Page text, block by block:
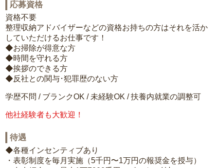
応募資格
資格不要
整理収納アドバイザーなどの資格お持ちの方はそれを活か
していただけるお仕事です！
◆お掃除が得意な方
◆時間を守れる方
◆挨拶のできる方
◆反社との関与･犯罪歴のない方
学歴不問 / ブランクOK / 未経験OK / 扶養内就業の調整可
他社経験者も大歓迎！
待遇
◆各種インセンティブあり
・表彰制度を毎月実施（5千円〜1万円の報奨金を授与）